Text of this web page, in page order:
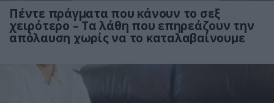
Πέντε πράγματα που κάνουν το σεξ
χειρότερο – Τα λάθη που επηρεάζουν την
απόλαυση χωρίς να το καταλαβαίνουμε